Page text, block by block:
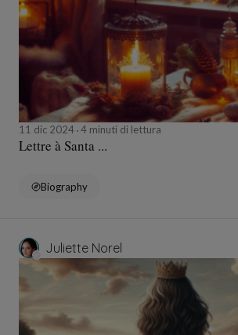
11 dic 2024 4 minuti di lettura
Lettre à Santa ...
Biography
Juliette Norel